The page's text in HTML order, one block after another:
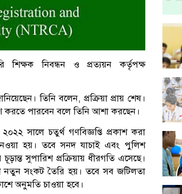
শিক্ষক নিবন্ধন ও প্রত্যয়ন কর্তৃপক্ষ
তিনি বলেন, প্রক্রিয়া প্রায় শেষ।
করতে পারবেন বলে তিনি আশা করছেন।
সালে চতুর্থ গণবিজ্ঞপ্তি প্রকাশ করা
হয়। তবে সনদ যাচাই এবং পুলিশ
সুপারিশ প্রক্রিয়ায় ধীরগতি এসেছে।
নতুন সংকট তৈরি হয়। তবে সব জটিলতা
অনুমতি চাওয়া হবে।